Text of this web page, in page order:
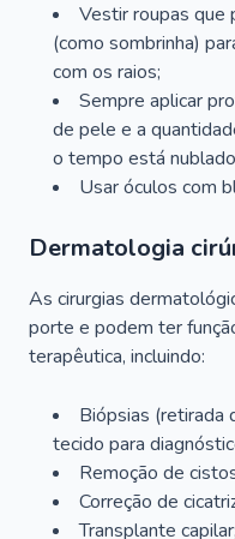
Vestir roupas que
(como sombrinha)
com os raios;
Sempre aplicar
de pele e a
o tempo está
Usar óculos com
Dermatologia
As cirurgias
porte e podem ter
terapêutica, incluindo:
Biópsias (retirada
tecido para
Remoção de
Correção de
Transplante capilar;